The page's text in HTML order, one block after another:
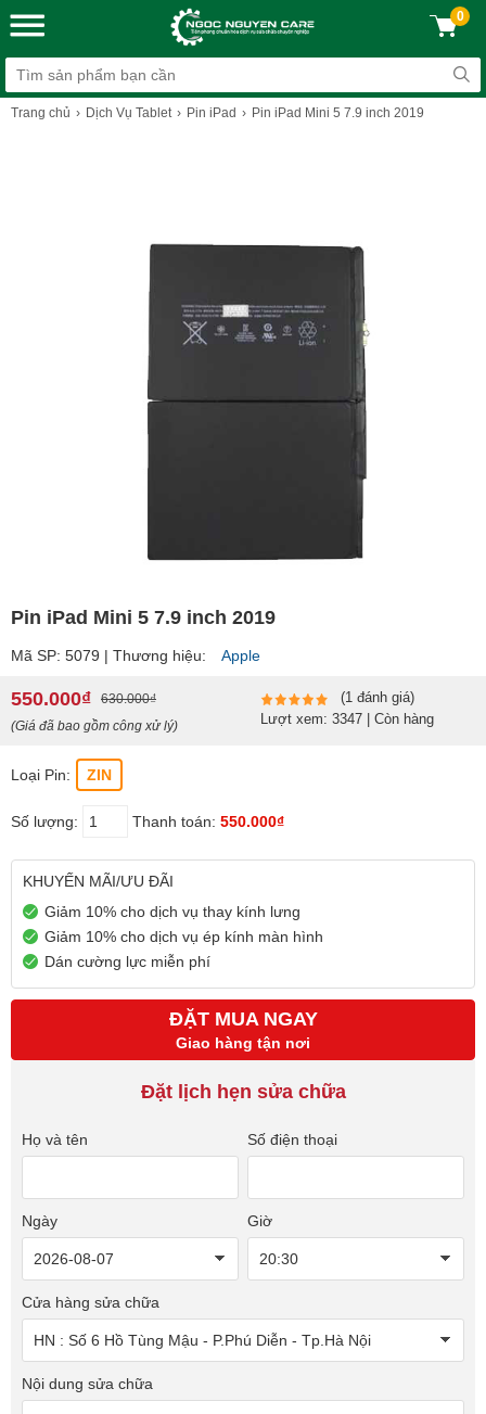
0
Trang chủ Dịch Vụ Tablet Pin iPad Pin iPad Mini 5 7.9 inch 2019
Pin iPad Mini 5 7.9 inch 2019
Mã SP: 5079 | Thương hiệu: Apple
550.000₫
630.000₫
(Giá đã bao gồm công xử lý)
(1 đánh giá)
Lượt xem: 3347 | Còn hàng
Loại Pin: ZIN
Số lượng: Thanh toán: 550.000₫
KHUYẾN MÃI/ƯU ĐÃI
Giảm 10% cho dịch vụ thay kính lưng
Giảm 10% cho dịch vụ ép kính màn hình
Dán cường lực miễn phí
ĐẶT MUA NGAY
Giao hàng tận nơi
Đặt lịch hẹn sửa chữa
Họ và tên Số điện thoại
Ngày Giờ
Cửa hàng sửa chữa
Nội dung sửa chữa